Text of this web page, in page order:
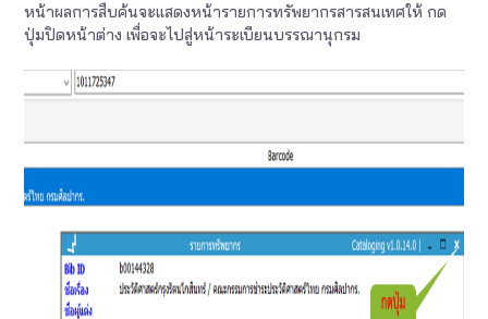
หน้าผลการสืบค้นจะแสดงหน้ารายการทรัพยากรสารสนเทศให้ กด
ปุ่มปิดหน้าต่าง เพื่อจะไปสู่หน้าระเบียนบรรณานุกรม